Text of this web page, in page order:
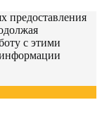
предоставления
с этими